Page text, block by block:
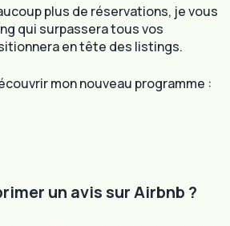
plus de réservations, je vous
qui surpassera tous vos
en tête des listings.
mon nouveau programme :
un avis sur Airbnb ?